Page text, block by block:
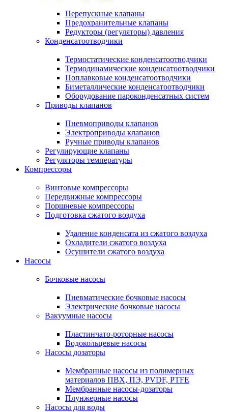
Перепускные клапаны
Предохранительные клапаны
Редукторы (регуляторы) давления
Конденсатоотводчики
Термостатические конденсатоотводчики
Термодинамические конденсатоотводчики
Поплавковые конденсатоотводчики
Биметаллические конденсатоотводчики
Оборудование пароконденсатных систем
Приводы клапанов
Пневмоприводы клапанов
Электроприводы клапанов
Ручные приводы клапанов
Регулирующие клапаны
Регуляторы температуры
Компрессоры
Винтовые компрессоры
Передвижные компрессоры
Поршневые компрессоры
Подготовка сжатого воздуха
Удаление конденсата из сжатого воздуха
Охладители сжатого воздуха
Осушители сжатого воздуха
Насосы
Бочковые насосы
Пневматические бочковые насосы
Электрические бочковые насосы
Вакуумные насосы
Пластинчато-роторные насосы
Водокольцевые насосы
Насосы дозаторы
Мембранные насосы из полимерных
материалов ПВХ, ПЭ, PVDF, PTFE
Мембранные насосы-дозаторы
Плунжерные насосы
Насосы для воды